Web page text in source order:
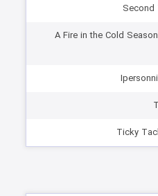
دانلود فیلم آتشی در فصل سرد A Fire in the Cold Season